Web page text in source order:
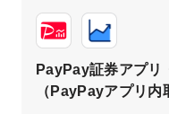
PayPay証券アプリ
（PayPayアプリ内